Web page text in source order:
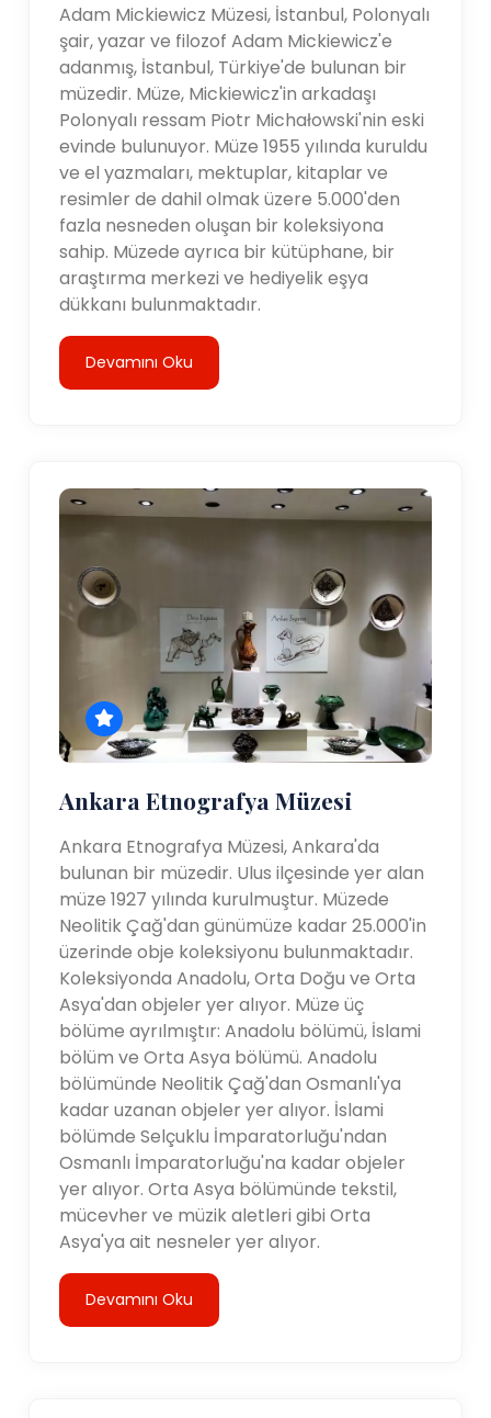
Adam Mickiewicz Müzesi, İstanbul, Polonyalı
şair, yazar ve filozof Adam Mickiewicz'e
adanmış, İstanbul, Türkiye'de bulunan bir
müzedir. Müze, Mickiewicz'in arkadaşı
Polonyalı ressam Piotr Michałowski'nin eski
evinde bulunuyor. Müze 1955 yılında kuruldu
ve el yazmaları, mektuplar, kitaplar ve
resimler de dahil olmak üzere 5.000'den
fazla nesneden oluşan bir koleksiyona
sahip. Müzede ayrıca bir kütüphane, bir
araştırma merkezi ve hediyelik eşya
dükkanı bulunmaktadır.
Devamını Oku
Ankara Etnografya Müzesi
Ankara Etnografya Müzesi, Ankara'da
bulunan bir müzedir. Ulus ilçesinde yer alan
müze 1927 yılında kurulmuştur. Müzede
Neolitik Çağ'dan günümüze kadar 25.000'in
üzerinde obje koleksiyonu bulunmaktadır.
Koleksiyonda Anadolu, Orta Doğu ve Orta
Asya'dan objeler yer alıyor. Müze üç
bölüme ayrılmıştır: Anadolu bölümü, İslami
bölüm ve Orta Asya bölümü. Anadolu
bölümünde Neolitik Çağ'dan Osmanlı'ya
kadar uzanan objeler yer alıyor. İslami
bölümde Selçuklu İmparatorluğu'ndan
Osmanlı İmparatorluğu'na kadar objeler
yer alıyor. Orta Asya bölümünde tekstil,
mücevher ve müzik aletleri gibi Orta
Asya'ya ait nesneler yer alıyor.
Devamını Oku